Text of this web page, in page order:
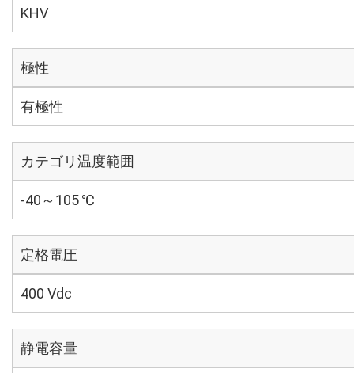
KHV
極性
有極性
カテゴリ温度範囲
-40～105 ℃
定格電圧
400 Vdc
静電容量